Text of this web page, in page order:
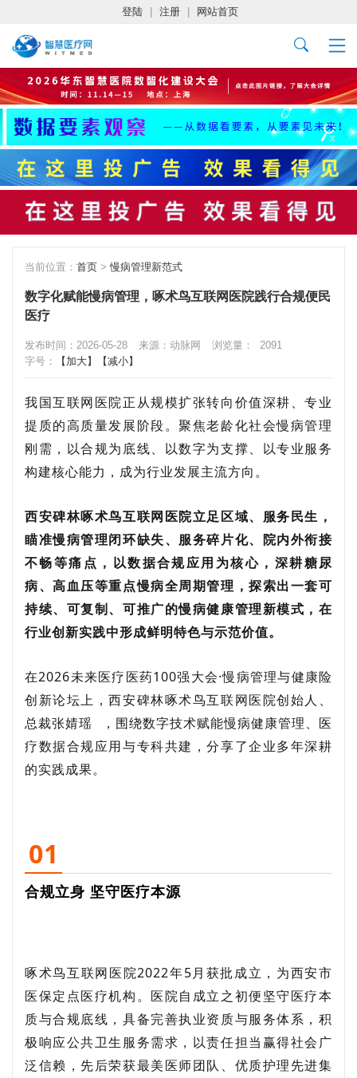
登陆 注册 网站首页
当前位置： 首页 > 慢病管理新范式
数字化赋能慢病管理，啄术鸟互联网医院践行合规便民
医疗
发布时间：2026-05-28 来源：动脉网 浏览量：
2091
字号：
【加大】 【减小】
我国互联网医院正从规模扩张转向价值深耕、专业
提质的高质量发展阶段。聚焦老龄化社会慢病管理
刚需，以合规为底线、以数字为支撑、以专业服务
构建核心能力，成为行业发展主流方向。
西安碑林啄术鸟互联网医院立足区域、服务民生，
瞄准慢病管理闭环缺失、服务碎片化、院内外衔接
不畅等痛点，以数据合规应用为核心，深耕糖尿
病、高血压等重点慢病全周期管理，探索出一套可
持续、可复制、可推广的慢病健康管理新模式，在
行业创新实践中形成鲜明特色与示范价值。
在2026未来医疗医药100强大会·慢病管理与健康险
创新论坛上，西安碑林啄术鸟互联网医院创始人、
总裁张婧瑶
，围绕数字技术赋能慢病健康管理、医
疗数据合规应用与专科共建，分享了企业多年深耕
的实践成果。
01
合规立身 坚守医疗本源
啄术鸟互联网医院2022年5月获批成立，为西安市
医保定点医疗机构。医院自成立之初便坚守医疗本
质与合规底线，具备完善执业资质与服务体系，积
极响应公共卫生服务需求，以责任担当赢得社会广
泛信赖，先后荣获最美医师团队、优质护理先进集